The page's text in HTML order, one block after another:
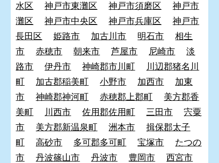
水区
神戸市東灘区 神戸市須磨区
神戸市
灘区
神戸市中央区 神戸市兵庫区
神戸市
長田区
姫路市 加古川市 明石市
相生
市
赤穂市 朝来市 芦屋市 尼崎市
淡
路市
伊丹市 神崎郡市川町
川辺郡猪名川
町
加古郡稲美町 小野市 加西市
加東
市
神崎郡神河町 赤穂郡上郡町
美方郡香
美町
川西市 佐用郡佐用町 三田市
宍粟
市
美方郡新温泉町 洲本市
揖保郡太子
町
高砂市 多可郡多可町 宝塚市
たつの
市
丹波篠山市 丹波市 豊岡市
西宮市